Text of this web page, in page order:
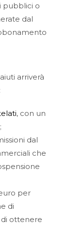
pubblici o
dal
arriverà
, con un
dal
che
per
di
di ottenere